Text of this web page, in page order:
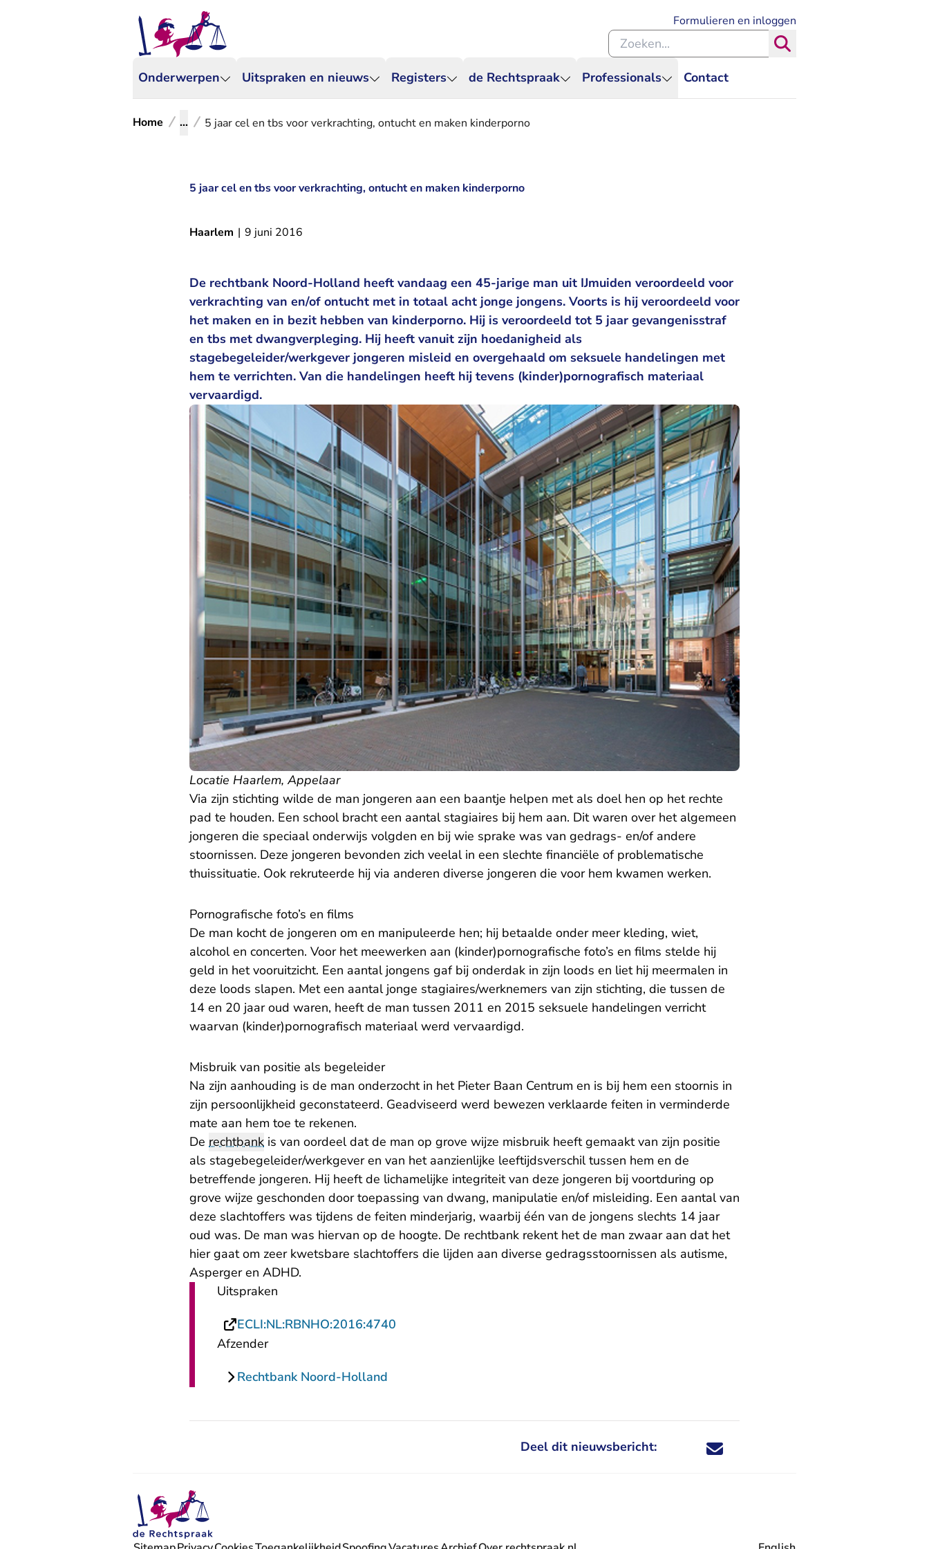
Onderwerpen Uitspraken en nieuws Registers de Rechtspraak Professionals Contact
Formulieren en inloggen
Zoeken binnen de Rechtspraak
Home ... 5 jaar cel en tbs voor verkrachting, ontucht en maken kinderporno
5 jaar cel en tbs voor verkrachting, ontucht en maken kinderporno
Haarlem | 9 juni 2016
De rechtbank Noord-Holland heeft vandaag een 45-jarige man uit IJmuiden veroordeeld voor
verkrachting van en/of ontucht met in totaal acht jonge jongens. Voorts is hij veroordeeld voor
het maken en in bezit hebben van kinderporno. Hij is veroordeeld tot 5 jaar gevangenisstraf
en tbs met dwangverpleging. Hij heeft vanuit zijn hoedanigheid als
stagebegeleider/werkgever jongeren misleid en overgehaald om seksuele handelingen met
hem te verrichten. Van die handelingen heeft hij tevens (kinder)pornografisch materiaal
vervaardigd.
Locatie Haarlem, Appelaar
Via zijn stichting wilde de man jongeren aan een baantje helpen met als doel hen op het rechte
pad te houden. Een school bracht een aantal stagiaires bij hem aan. Dit waren over het algemeen
jongeren die speciaal onderwijs volgden en bij wie sprake was van gedrags- en/of andere
stoornissen. Deze jongeren bevonden zich veelal in een slechte financiële of problematische
thuissituatie. Ook rekruteerde hij via anderen diverse jongeren die voor hem kwamen werken.
Pornografische foto’s en films
De man kocht de jongeren om en manipuleerde hen; hij betaalde onder meer kleding, wiet,
alcohol en concerten. Voor het meewerken aan (kinder)pornografische foto’s en films stelde hij
geld in het vooruitzicht. Een aantal jongens gaf bij onderdak in zijn loods en liet hij meermalen in
deze loods slapen. Met een aantal jonge stagiaires/werknemers van zijn stichting, die tussen de
14 en 20 jaar oud waren, heeft de man tussen 2011 en 2015 seksuele handelingen verricht
waarvan (kinder)pornografisch materiaal werd vervaardigd.
Misbruik van positie als begeleider
Na zijn aanhouding is de man onderzocht in het Pieter Baan Centrum en is bij hem een stoornis in
zijn persoonlijkheid geconstateerd. Geadviseerd werd bewezen verklaarde feiten in verminderde
mate aan hem toe te rekenen.
De rechtbank is van oordeel dat de man op grove wijze misbruik heeft gemaakt van zijn positie
als stagebegeleider/werkgever en van het aanzienlijke leeftijdsverschil tussen hem en de
betreffende jongeren. Hij heeft de lichamelijke integriteit van deze jongeren bij voortduring op
grove wijze geschonden door toepassing van dwang, manipulatie en/of misleiding. Een aantal van
deze slachtoffers was tijdens de feiten minderjarig, waarbij één van de jongens slechts 14 jaar
oud was. De man was hiervan op de hoogte. De rechtbank rekent het de man zwaar aan dat het
hier gaat om zeer kwetsbare slachtoffers die lijden aan diverse gedragsstoornissen als autisme,
Asperger en ADHD.
Uitspraken
ECLI:NL:RBNHO:2016:4740
Afzender
Rechtbank Noord-Holland
Deel dit nieuwsbericht: Deel dit nieuwsbericht via X - U verlaat
Deel dit nieuwsbericht via Facebook - U
Deel dit nieuwsbericht via e-mail
Deel dit nieuwsbericht via LinkedIn - U